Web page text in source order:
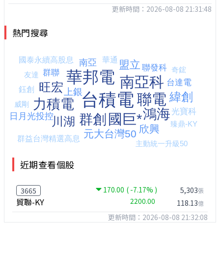
更新時間：2026-08-08 21:31:48
熱門搜尋
近期查看個股
3665 170.00 ( -7.17% )
貿聯-KY 2200.00
5,303張
118.13億
更新時間：2026-08-08 21:32:08